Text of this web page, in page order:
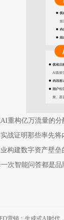
重构亿万流量的分
战证明那些率先
构建数字资产壁
次智能问答都是
营销：生成式AI时代